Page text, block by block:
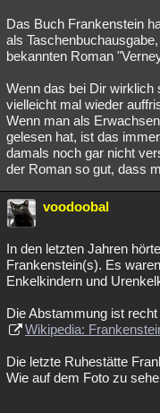
Das Buch Frankenstein
als
bekannten Roman
Wenn das bei Dir wirklich
vielleicht mal wieder
Wenn man als
gelesen hat, ist das
damals noch gar nicht
der Roman so gut, dass
voodoobal
In den letzten Jahren
Frankenstein(s). Es
Enkelkindern und
Die Abstammung ist
Wikipedia:
Die letzte Ruhestätte
Wie auf dem Foto zu